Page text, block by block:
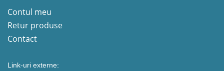
Contul meu
Retur produse
Contact
Link-uri externe: